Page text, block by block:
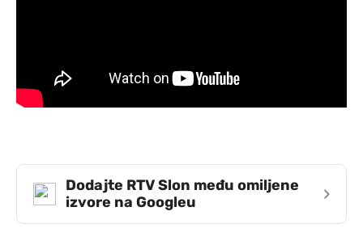
Dodajte RTV Slon među omiljene
izvore na Googleu
›